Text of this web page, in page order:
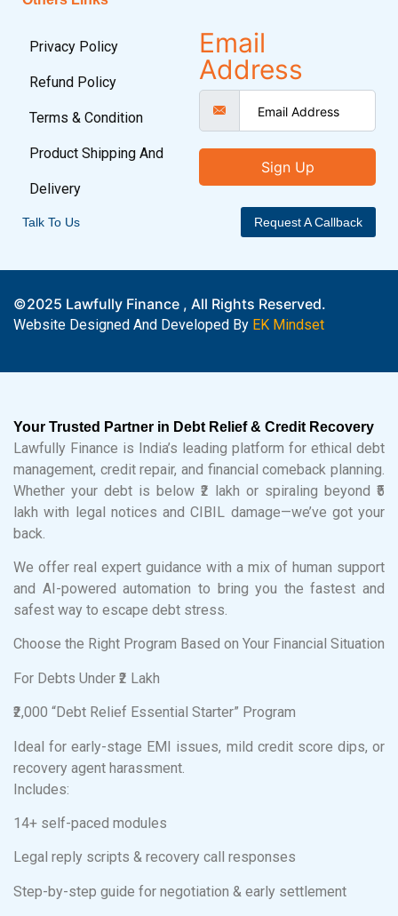
Privacy Policy
Refund Policy
Terms & Condition
Product Shipping And
Delivery
Email
Address
Sign Up
Talk To Us Request A Callback
©2025 Lawfully Finance , All Rights Reserved.
Website Designed And Developed By EK Mindset
Your Trusted Partner in Debt Relief & Credit Recovery
Lawfully Finance is India’s leading platform for ethical debt
management, credit repair, and financial comeback planning.
Whether your debt is below ₹2 lakh or spiraling beyond ₹5
lakh with legal notices and CIBIL damage—we’ve got your
back.
We offer real expert guidance with a mix of human support
and AI-powered automation to bring you the fastest and
safest way to escape debt stress.
Choose the Right Program Based on Your Financial Situation
For Debts Under ₹2 Lakh
₹2,000 “Debt Relief Essential Starter” Program
Ideal for early-stage EMI issues, mild credit score dips, or
recovery agent harassment.
Includes:
14+ self-paced modules
Legal reply scripts & recovery call responses
Step-by-step guide for negotiation & early settlement